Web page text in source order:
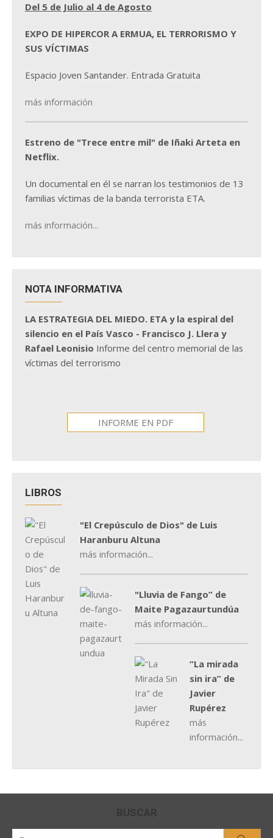
Del 5 de Julio al 4 de Agosto
EXPO DE HIPERCOR A ERMUA, EL TERRORISMO Y
SUS VÍCTIMAS
Espacio Joven Santander. Entrada Gratuita
más información
Estreno de "Trece entre mil" de Iñaki Arteta en
Netflix.
Un documental en él se narran los testimonios de 13
familias víctimas de la banda terrorista ETA.
más información...
NOTA INFORMATIVA
LA ESTRATEGIA DEL MIEDO. ETA y la espiral del
silencio en el País Vasco - Francisco J. Llera y
Rafael Leonisio Informe del centro memorial de las
víctimas del terrorismo
INFORME EN PDF
LIBROS
"El Crepúsculo de Dios" de Luis
Haranburu Altuna
más información...
"Lluvia de Fango” de
Maite Pagazaurtundúa
más información...
“La mirada
sin ira” de
Javier
Rupérez
más
información...
BUSCAR